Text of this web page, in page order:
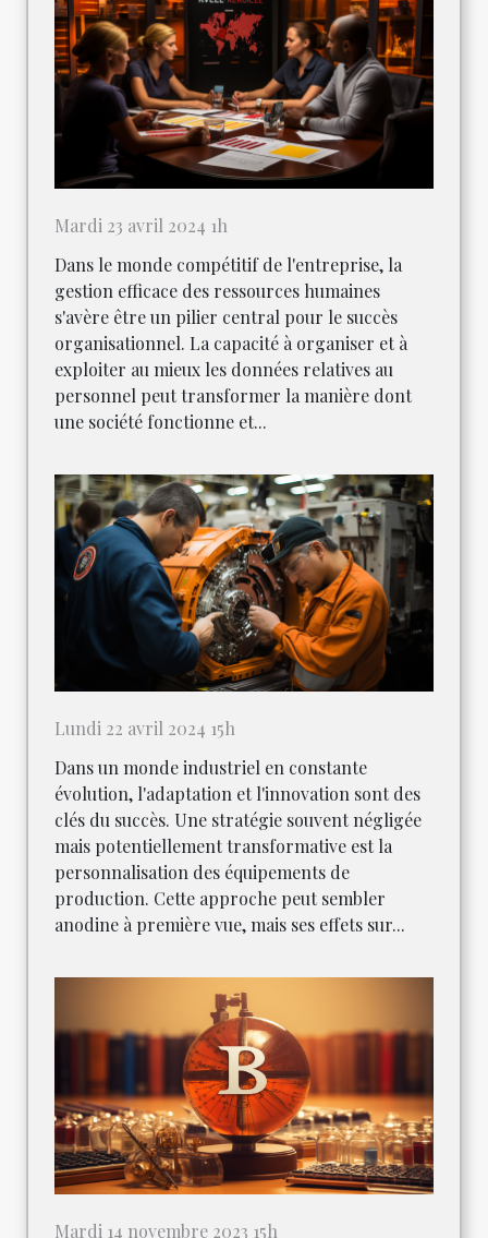
Mardi 23 avril 2024 1h
Dans le monde compétitif de l'entreprise, la
gestion efficace des ressources humaines
s'avère être un pilier central pour le succès
organisationnel. La capacité à organiser et à
exploiter au mieux les données relatives au
personnel peut transformer la manière dont
une société fonctionne et...
Lundi 22 avril 2024 15h
Dans un monde industriel en constante
évolution, l'adaptation et l'innovation sont des
clés du succès. Une stratégie souvent négligée
mais potentiellement transformative est la
personnalisation des équipements de
production. Cette approche peut sembler
anodine à première vue, mais ses effets sur...
Mardi 14 novembre 2023 15h